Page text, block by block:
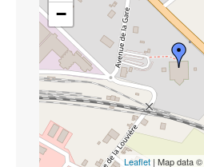
−
Leaflet| Map data ©